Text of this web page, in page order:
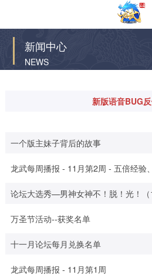
新闻中心
NEWS
新版语音BUG
一个版主妹子背后的故事
龙武每周播报 - 11月第2周 - 五倍经验
论坛大选秀—男神女神不！脱！光！（
万圣节活动--获奖名单
十一月论坛每月兑换名单
龙武每周播报 - 11月第1周